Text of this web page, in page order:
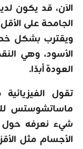
الآن، قد يكون
الجامحة على
ويقترب بشكل
الأسود، وهي
العودة أبدًا.
تقول
ماساتشوستس
شيء نعرفه حول
الأجسام مثل